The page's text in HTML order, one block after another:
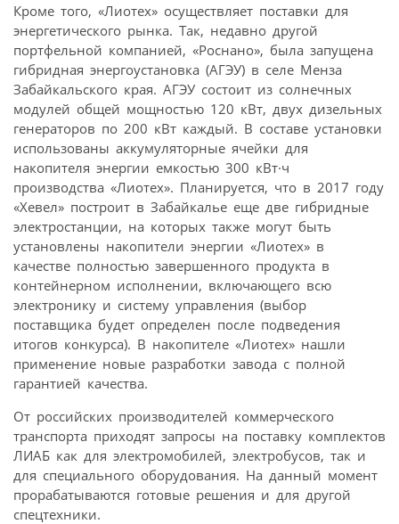
Кроме того, «Лиотех» осуществляет поставки для
энергетического рынка. Так, недавно другой
портфельной компанией, «Роснано», была запущена
гибридная энергоустановка (АГЭУ) в селе Менза
Забайкальского края. АГЭУ состоит из солнечных
модулей общей мощностью 120 кВт, двух дизельных
генераторов по 200 кВт каждый. В составе установки
использованы аккумуляторные ячейки для
накопителя энергии емкостью 300 кВт·ч
производства «Лиотех». Планируется, что в 2017 году
«Хевел» построит в Забайкалье еще две гибридные
электростанции, на которых также могут быть
установлены накопители энергии «Лиотех» в
качестве полностью завершенного продукта в
контейнерном исполнении, включающего всю
электронику и систему управления (выбор
поставщика будет определен после подведения
итогов конкурса). В накопителе «Лиотех» нашли
применение новые разработки завода с полной
гарантией качества.
От российских производителей коммерческого
транспорта приходят запросы на поставку комплектов
ЛИАБ как для электромобилей, электробусов, так и
для специального оборудования. На данный момент
прорабатываются готовые решения и для другой
спецтехники.